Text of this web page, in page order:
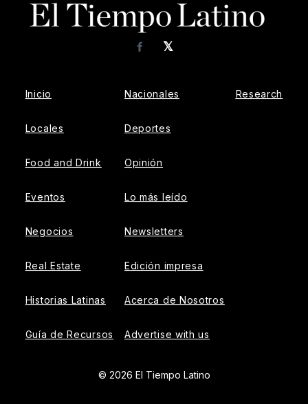
𝕏
Facebook
Inicio
Locales
Food and Drink
Eventos
Negocios
Real Estate
Historias Latinas
Guía de Recursos
Nacionales
Deportes
Opinión
Lo más leído
Newsletters
Edición impresa
Acerca de Nosotros
Advertise with us
Research
© 2026 El Tiempo Latino